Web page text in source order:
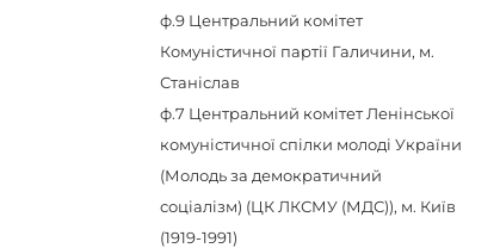
ф.9 Центральний комітет
Комуністичної партії Галичини, м.
Станіслав
ф.7 Центральний комітет Ленінської
комуністичної спілки молоді України
(Молодь за демократичний
соціалізм) (ЦК ЛКСМУ (МДС)), м. Київ
(1919-1991)